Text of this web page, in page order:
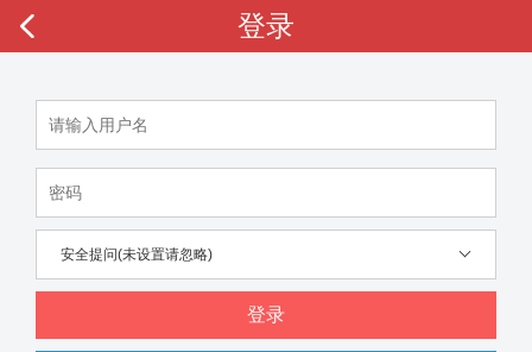
登录
安全提问(未设置请忽略)
登录